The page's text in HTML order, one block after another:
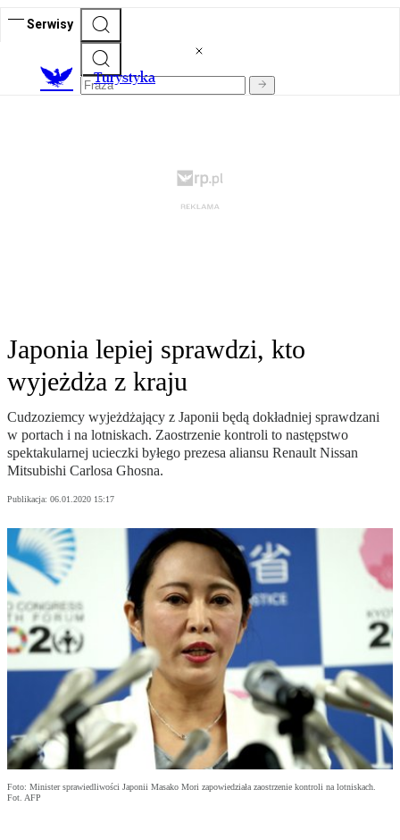
Serwisy
Turystyka
Japonia lepiej sprawdzi, kto
wyjeżdża z kraju
Cudzoziemcy wyjeżdżający z Japonii będą dokładniej sprawdzani
w portach i na lotniskach. Zaostrzenie kontroli to następstwo
spektakularnej ucieczki byłego prezesa aliansu Renault Nissan
Mitsubishi Carlosa Ghosna.
Publikacja: 06.01.2020 15:17
Foto: Minister sprawiedliwości Japonii Masako Mori zapowiedziała zaostrzenie kontroli na lotniskach.
Fot. AFP